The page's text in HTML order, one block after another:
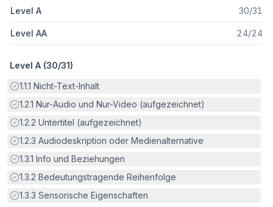
Level A 30/31
Level AA 24/24
Level A (30/31)
Erfüllt:
1.1.1 Nicht-Text-Inhalt
Erfüllt:
1.2.1 Nur-Audio und Nur-Video (aufgezeichnet)
Erfüllt:
1.2.2 Untertitel (aufgezeichnet)
Erfüllt:
1.2.3 Audiodeskription oder Medienalternative
Erfüllt:
1.3.1 Info und Beziehungen
Erfüllt:
1.3.2 Bedeutungstragende Reihenfolge
Erfüllt:
1.3.3 Sensorische Eigenschaften